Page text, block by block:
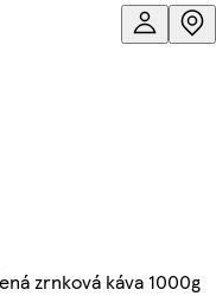
zrnková káva 1000g